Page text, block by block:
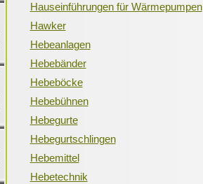
Hauseinführungen für Wärmepumpen
Hawker
Hebeanlagen
Hebebänder
Hebeböcke
Hebebühnen
Hebegurte
Hebegurtschlingen
Hebemittel
Hebetechnik